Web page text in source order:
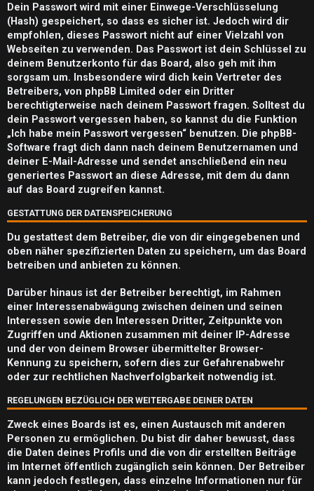
e
t
e
T
h
e
m
e
n
A
k
t
i
v
e
T
h
e
Dein Passwort wird mit einer Einwege-Verschlüsselung
(Hash) gespeichert, so dass es sicher ist. Jedoch wird dir
empfohlen, dieses Passwort nicht auf einer Vielzahl von
Webseiten zu verwenden. Das Passwort ist dein Schlüssel zu
deinem Benutzerkonto für das Board, also geh mit ihm
sorgsam um. Insbesondere wird dich kein Vertreter des
Betreibers, von phpBB Limited oder ein Dritter
berechtigterweise nach deinem Passwort fragen. Solltest du
dein Passwort vergessen haben, so kannst du die Funktion
„Ich habe mein Passwort vergessen“ benutzen. Die phpBB-
Software fragt dich dann nach deinem Benutzernamen und
deiner E-Mail-Adresse und sendet anschließend ein neu
generiertes Passwort an diese Adresse, mit dem du dann
auf das Board zugreifen kannst.
GESTATTUNG DER DATENSPEICHERUNG
Du gestattest dem Betreiber, die von dir eingegebenen und
oben näher spezifizierten Daten zu speichern, um das Board
betreiben und anbieten zu können.
Darüber hinaus ist der Betreiber berechtigt, im Rahmen
einer Interessenabwägung zwischen deinen und seinen
Interessen sowie den Interessen Dritter, Zeitpunkte von
Zugriffen und Aktionen zusammen mit deiner IP-Adresse
und der von deinem Browser übermittelter Browser-
Kennung zu speichern, sofern dies zur Gefahrenabwehr
oder zur rechtlichen Nachverfolgbarkeit notwendig ist.
REGELUNGEN BEZÜGLICH DER WEITERGABE DEINER DATEN
Zweck eines Boards ist es, einen Austausch mit anderen
Personen zu ermöglichen. Du bist dir daher bewusst, dass
die Daten deines Profils und die von dir erstellten Beiträge
im Internet öffentlich zugänglich sein können. Der Betreiber
kann jedoch festlegen, dass einzelne Informationen nur für